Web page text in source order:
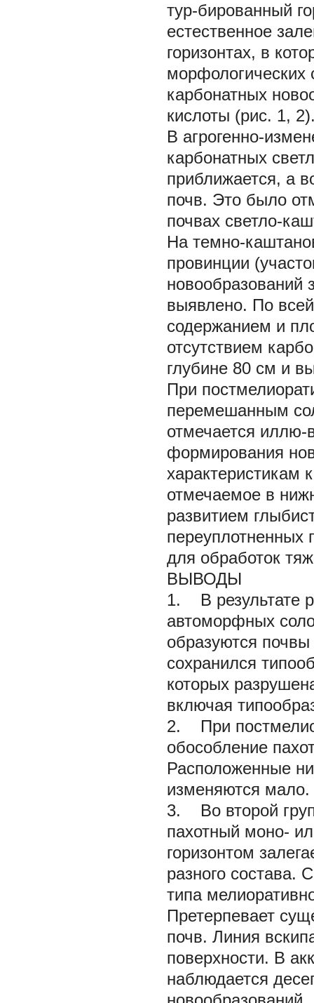
тур-бированный
естественное
горизонтах, в
морфологических
карбонатных
кислоты (рис. 1,
В агрогенно-
карбонатных
приближается, а
почв. Это было
почвах светло-
На темно-
провинции
новообразований
выявлено. По
содержанием и
отсутствием
глубине 80 см и
При
перемешанным
отмечается иллю-
формирования
характеристикам
отмечаемое в
развитием
переуплотненных
для обработок
ВЫВОДЫ
1. В результате
автоморфных
образуются
сохранился
которых
включая
2. При
обособление
Расположенные
изменяются мало.
3. Во второй
пахотный моно-
горизонтом
разного состава.
типа
Претерпевает
почв. Линия
поверхности. В
наблюдается